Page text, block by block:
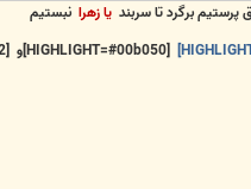
برگرد تا سربند یا زهرا نبستیم
[HIGHLIGHT=#00b050]و [HIGHLIGHT=#f2f2f2]پ